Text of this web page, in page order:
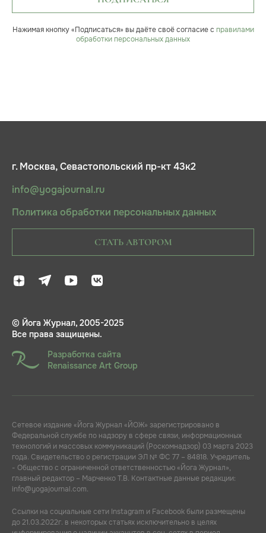
Нажимая кнопку «Подписаться» вы даёте своё согласие с правилами
обработки персональных данных
г. Москва, Севастопольский пр-кт 43к2
info@yogajournal.ru
Политика обработки персональных данных
СТАТЬ АВТОРОМ
© Йога Журнал, 2005-2025
Все права защищены.
Разработка сайта
Renaissance Art Group
Сетевое издание «Йога Журнал «ЙОЖ» зарегистрировано в
Федеральной службе по надзору в сфере связи, информационных
технологий и массовых коммуникаций (Роскомнадзор) 03 марта 2023
года. Свидетельство о регистрации ЭЛ № ФС 77 – 84818. Учредитель
- Общество с ограниченной ответственностью «Йога Журнал»,
главный редактор – Марченко Т.В. Контактные данные редакции:
info@yogajournal.com.
Ссылки на социальные сети Instagram и Facebook были размещены
до 21.03.2022г. в некоторых статьях исключительно в целях